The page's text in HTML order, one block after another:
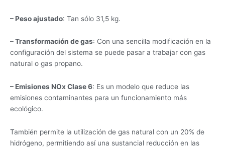
– Peso ajustado: Tan sólo 31,5 kg.
– Transformación de gas: Con una sencilla modificación en la
configuración del sistema se puede pasar a trabajar con gas
natural o gas propano.
– Emisiones NOx Clase 6: Es un modelo que reduce las
emisiones contaminantes para un funcionamiento más
ecológico.
También permite la utilización de gas natural con un 20% de
hidrógeno, permitiendo así una sustancial reducción en las